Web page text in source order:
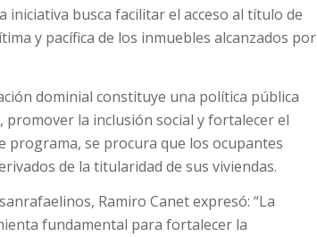
busca facilitar el acceso al título de
y pacífica de los inmuebles alcanzados por
dominial constituye una política pública
la inclusión social y fortalecer el
programa, se procura que los ocupantes
de la titularidad de sus viviendas.
Ramiro Canet expresó: “La
fundamental para fortalecer la